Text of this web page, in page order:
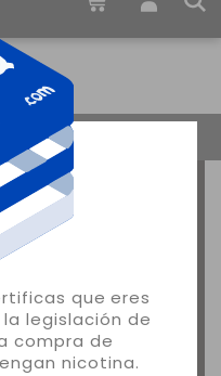
que eres
legislación de
compra de
nicotina.
en 04m: